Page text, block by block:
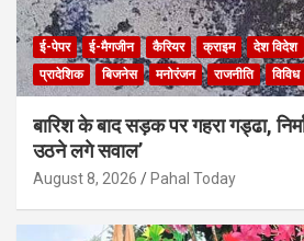
ई-पेपर ई-मैगजीन कैरियर क्राइम देश विदेश
प्रादेशिक
बिजनेस मनोरंजन राजनीति विविध
बारिश के बाद सड़क पर गहरा गड्ढा,
उठने लगे सवाल’
August 8, 2026 Pahal Today